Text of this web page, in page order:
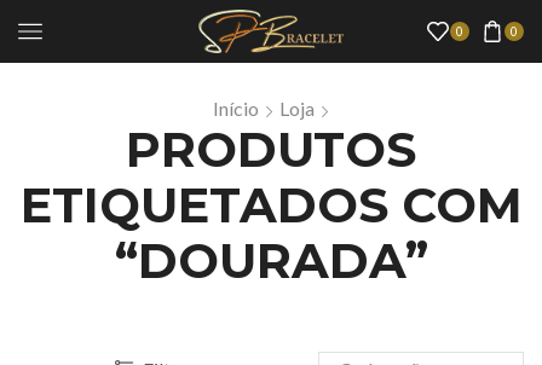
0 0
Início Loja
PRODUTOS
ETIQUETADOS COM
“DOURADA”